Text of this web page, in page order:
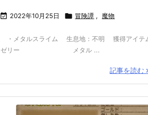
 2022年10月25日  冒険譚 , 魔物
・メタルスライム 生息地：不明 獲得アイテ
ゼリー メタル ...
記事を読む